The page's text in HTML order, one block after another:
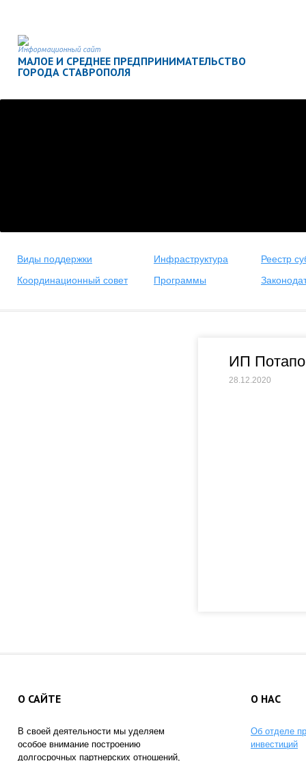
Информационный сайт
МАЛОЕ И СРЕДНЕЕ ПРЕДПРИНИМАТЕЛЬСТВО
ГОРОДА СТАВРОПОЛЯ
Виды поддержки Инфраструктура
Реестр
Координационный совет
Программы
ИП
28.12.2020
О САЙТЕ
В своей деятельности мы уделяем
особое внимание построению
долгосрочных партнерских отношений,
О НАС
Об отделе
инвестиций